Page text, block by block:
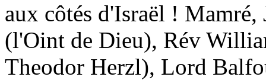
aux côtés d'Israël ! Mamré,
(l'Oint de Dieu), Rév
Theodor Herzl), Lord